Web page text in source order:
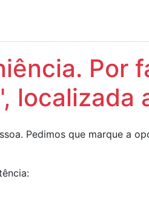
Por
localizada
Pedimos que marque a